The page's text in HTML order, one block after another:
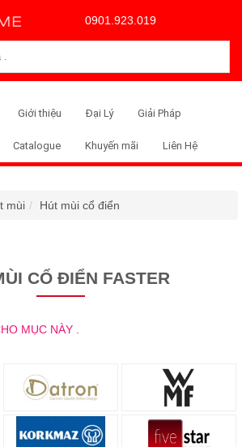
0901.923.019
Giới thiệu Đại Lý Giải Pháp
Catalogue Khuyến mãi Liên Hệ
mùi Hút mùi cổ điển
CỔ ĐIỂN FASTER
MỤC NÀY .